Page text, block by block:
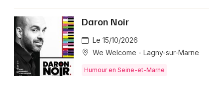
Daron Noir
Le 15/10/2026
We Welcome - Lagny-sur-Marne
Humour en Seine-et-Marne